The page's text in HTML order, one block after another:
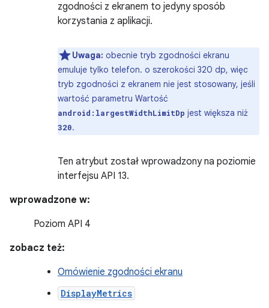
zgodności z ekranem to jedyny sposób
korzystania z aplikacji.
Uwaga: obecnie tryb zgodności ekranu
emuluje tylko telefon. o szerokości 320 dp, więc
tryb zgodności z ekranem nie jest stosowany, jeśli
wartość parametru Wartość
android:largestWidthLimitDp jest większa niż
320.
Ten atrybut został wprowadzony na poziomie
interfejsu API 13.
wprowadzone w:
Poziom API 4
zobacz też:
Omówienie zgodności ekranu
DisplayMetrics